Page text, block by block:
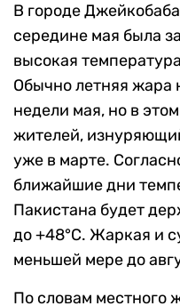
В городе
середине мая была
высокая
Обычно летняя жара
недели мая, но в
жителей,
уже в марте.
ближайшие дни
Пакистана будет
до +48°C. Жаркая и
меньшей мере до
По словам местного